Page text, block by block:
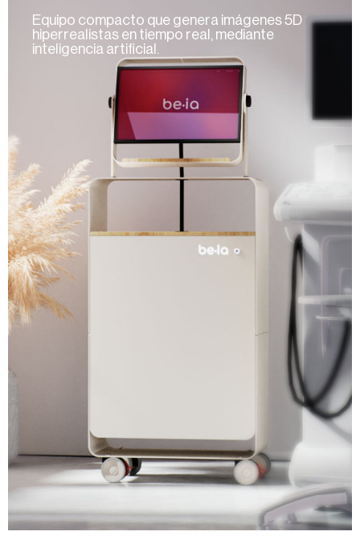
Equipo compacto que genera imágenes 5D
hiperrealistas en tiempo real, mediante
inteligencia artificial.